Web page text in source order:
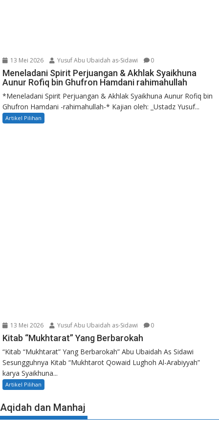
13 Mei 2026 Yusuf Abu Ubaidah as-Sidawi 0
Meneladani Spirit Perjuangan & Akhlak Syaikhuna
Aunur Rofiq bin Ghufron Hamdani rahimahullah
*Meneladani Spirit Perjuangan & Akhlak Syaikhuna Aunur Rofiq bin
Ghufron Hamdani -rahimahullah-* Kajian oleh: _Ustadz Yusuf...
Artikel Pilihan
13 Mei 2026 Yusuf Abu Ubaidah as-Sidawi 0
Kitab “Mukhtarat” Yang Berbarokah
“Kitab “Mukhtarat” Yang Berbarokah” Abu Ubaidah As Sidawi
Sesungguhnya Kitab “Mukhtarot Qowaid Lughoh Al-Arabiyyah”
karya Syaikhuna...
Artikel Pilihan
Aqidah dan Manhaj